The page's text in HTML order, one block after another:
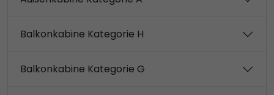
Balkonkabine Kategorie H
Balkonkabine Kategorie G